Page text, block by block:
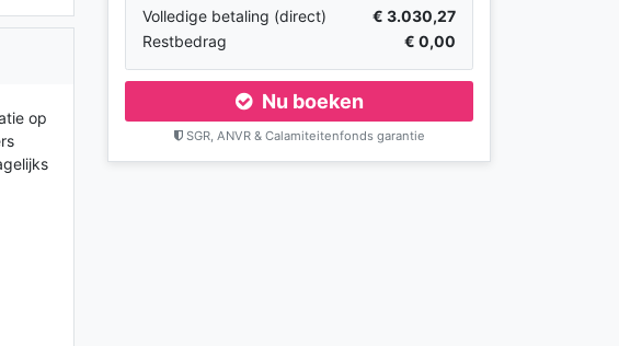
op
Volledige betaling (direct)
€ 3.030,27
Restbedrag
€ 0,00
Nu boeken
SGR, ANVR & Calamiteitenfonds garantie